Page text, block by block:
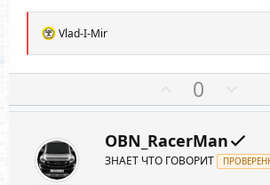
Р
а
к
и
Vlad-I-Mir
о
и
т
0
е
г
а
т
OBN_RacerMan
ЗНАЕТ ЧТО ГОВОРИТ